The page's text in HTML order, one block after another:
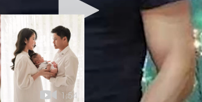
1:54
Phan
lịch Mỹ
Hoài Anh 04/04/2023